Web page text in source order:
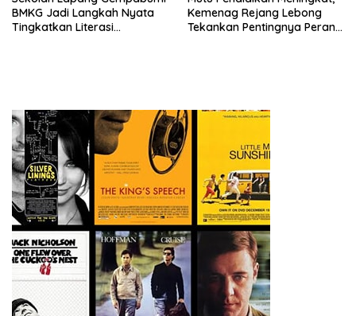
BMKG Jadi Langkah Nyata
Tingkatkan Literasi
Kemenag Rejang Lebong
Tekankan Pentingnya Peran